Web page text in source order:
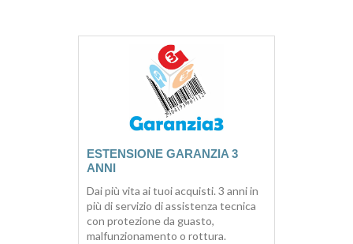
ESTENSIONE GARANZIA 3
ANNI
Dai più vita ai tuoi acquisti. 3 anni in
più di servizio di assistenza tecnica
con protezione da guasto,
malfunzionamento o rottura.